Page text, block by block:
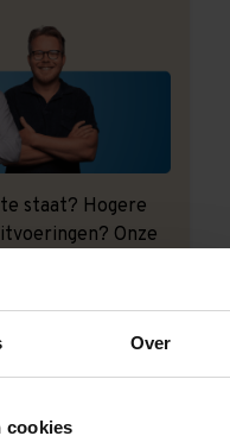
Over
cookies
staat? Hogere
Onze
Maatwerk is onze